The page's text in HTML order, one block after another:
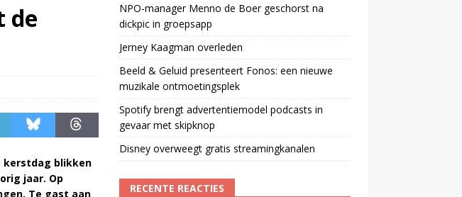
de
kerstdag blikken
jaar. Op
Te gast aan
NPO-manager Menno de Boer geschorst na
dickpic in groepsapp
Jerney Kaagman overleden
Beeld & Geluid presenteert Fonos: een nieuwe
muzikale ontmoetingsplek
Spotify brengt advertentiemodel podcasts in
gevaar met skipknop
Disney overweegt gratis streamingkanalen
RECENTE REACTIES